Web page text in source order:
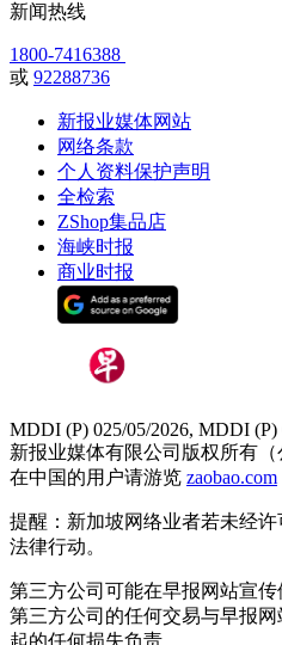
新闻热线
1800-7416388
或 92288736
新报业媒体网站
网络条款
个人资料保护声明
全检索
ZShop集品店
海峡时报
商业时报
MDDI (P) 025/05/2026, MDDI (P)
新报业媒体有限公司版权所有（
在中国的用户请游览 zaobao.com
提醒：新加坡网络业者若未经
法律行动。
第三方公司可能在早报网站宣
第三方公司的任何交易与早报网